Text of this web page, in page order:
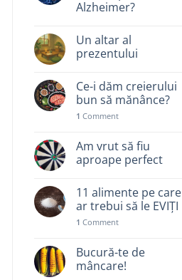
Alzheimer?
Un altar al
prezentului
Ce-i dăm creierului
bun să mănânce?
1 Comment
Am vrut să fiu
aproape perfect
11 alimente pe care
ar trebui să le EVIȚI
1 Comment
Bucură-te de
mâncare!